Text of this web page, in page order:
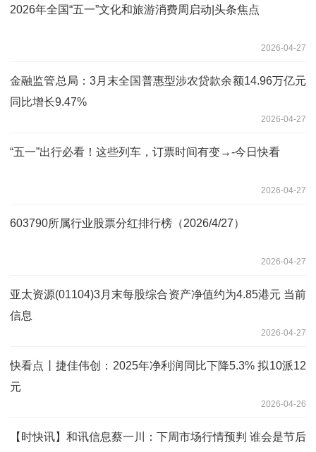
2026年全国“五一”文化和旅游消费周启动|头条焦点
2026-04-27
金融监管总局：3月末全国普惠型涉农贷款余额14.96万亿元
同比增长9.47%
2026-04-27
“五一”出行必看！这些列车，订票时间有变→-今日快看
2026-04-27
603790所属行业股票分红排行榜（2026/4/27）
2026-04-27
亚太资源(01104)3月末每股综合资产净值约为4.85港元 当前
信息
2026-04-27
快看点丨捷佳伟创：2025年净利润同比下降5.3% 拟10派12
元
2026-04-26
【时快讯】和讯信息蔡一川：下周市场行情预判 谁会是节后